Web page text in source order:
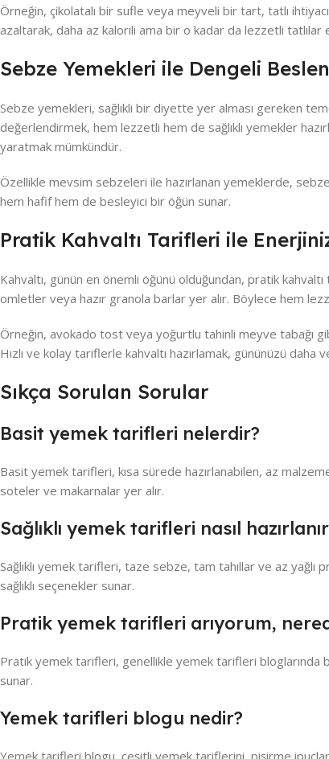
Örneğin, çikolatalı bir sufle veya meyveli bir tart, tatlı
azaltarak, daha az kalorili ama bir o kadar da lezzetli tatlılar
Sebze Yemekleri ile Dengeli
Sebze yemekleri, sağlıklı bir diyette yer alması gereken
değerlendirmek, hem lezzetli hem de sağlıklı yemekler
yaratmak mümkündür.
Özellikle mevsim sebzeleri ile hazırlanan yemeklerde,
hem hafif hem de besleyici bir öğün sunar.
Pratik Kahvaltı Tarifleri ile
Kahvaltı, günün en önemli öğünü olduğundan, pratik
omletler veya hazır granola barlar yer alır. Böylece hem
Örneğin, avokado tost veya yoğurtlu tahinli meyve tabağı
Hızlı ve kolay tariflerle kahvaltı hazırlamak, gününüzü daha
Sıkça Sorulan Sorular
Basit yemek tarifleri nelerdir?
Basit yemek tarifleri, kısa sürede hazırlanabilen, az
soteler ve makarnalar yer alır.
Sağlıklı yemek tarifleri nasıl
Sağlıklı yemek tarifleri, taze sebze, tam tahıllar ve az
sağlıklı seçenekler sunar.
Pratik yemek tarifleri arıyorum,
Pratik yemek tarifleri, genellikle yemek tarifleri bloglarında
sunar.
Yemek tarifleri blogu nedir?
Yemek tarifleri blogu, çeşitli yemek tariflerini, pişirme